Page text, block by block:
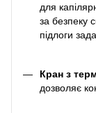
для
за безпеку
підлоги
Кран з
дозволяє